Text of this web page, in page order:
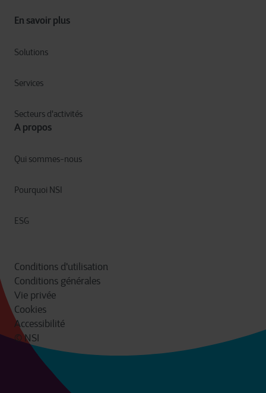
En savoir plus
Solutions
Services
Secteurs d'activités
A propos
Qui sommes-nous
Pourquoi NSI
ESG
Conditions d'utilisation
Conditions générales
Vie privée
Cookies
Accessibilité
© NSI